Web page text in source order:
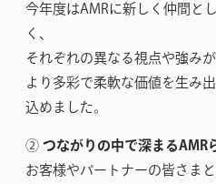
今年度はAMRに新しく仲間と
く、
それぞれの異なる視点や強み
より多彩で柔軟な価値を生み
込めました。
② つながりの中で深まるAMR
お客様やパートナーの皆さま